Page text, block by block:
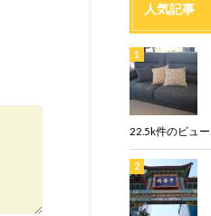
人気記事
22.5k件のビュー